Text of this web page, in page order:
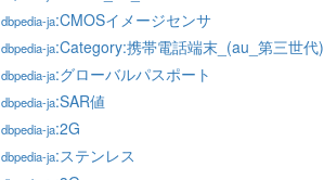
dbpedia-ja:CMOSイメージセンサ
dbpedia-ja:Category:携帯電話端末_(au_第三世代)
dbpedia-ja:グローバルパスポート
dbpedia-ja:SAR値
dbpedia-ja:2G
dbpedia-ja:ステンレス